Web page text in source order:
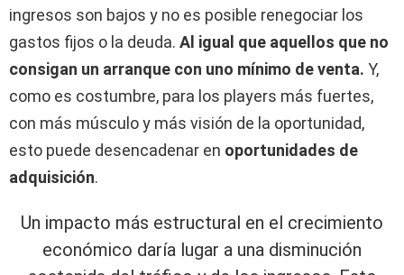
ingresos son bajos y no es posible renegociar los
gastos fijos o la deuda. Al igual que aquellos que no
consigan un arranque con uno mínimo de venta. Y,
como es costumbre, para los players más fuertes,
con más músculo y más visión de la oportunidad,
esto puede desencadenar en oportunidades de
adquisición.
Un impacto más estructural en el crecimiento
económico daría lugar a una disminución